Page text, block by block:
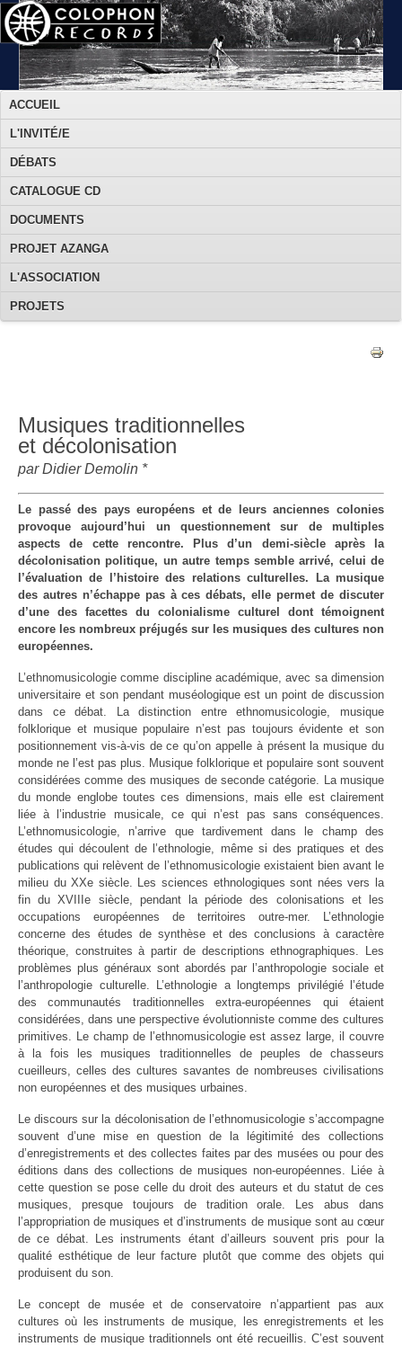
ACCUEIL
L'INVITÉ/E
DÉBATS
CATALOGUE CD
DOCUMENTS
PROJET AZANGA
L'ASSOCIATION
PROJETS
Musiques traditionnelles
et décolonisation
par Didier Demolin *
Le passé des pays européens et de leurs anciennes colonies
provoque aujourd’hui un questionnement sur de multiples
aspects de cette rencontre. Plus d’un demi-siècle après la
décolonisation politique, un autre temps semble arrivé, celui de
l’évaluation de l’histoire des relations culturelles. La musique
des autres n’échappe pas à ces débats, elle permet de discuter
d’une des facettes du colonialisme culturel dont témoignent
encore les nombreux préjugés sur les musiques des cultures non
européennes.
L’ethnomusicologie comme discipline académique, avec sa dimension
universitaire et son pendant muséologique est un point de discussion
dans ce débat. La distinction entre ethnomusicologie, musique
folklorique et musique populaire n’est pas toujours évidente et son
positionnement vis-à-vis de ce qu’on appelle à présent la musique du
monde ne l’est pas plus. Musique folklorique et populaire sont souvent
considérées comme des musiques de seconde catégorie. La musique
du monde englobe toutes ces dimensions, mais elle est clairement
liée à l’industrie musicale, ce qui n’est pas sans conséquences.
L’ethnomusicologie, n’arrive que tardivement dans le champ des
études qui découlent de l’ethnologie, même si des pratiques et des
publications qui relèvent de l’ethnomusicologie existaient bien avant le
milieu du XXe siècle. Les sciences ethnologiques sont nées vers la
fin du XVIIIe siècle, pendant la période des colonisations et les
occupations européennes de territoires outre-mer. L’ethnologie
concerne des études de synthèse et des conclusions à caractère
théorique, construites à partir de descriptions ethnographiques. Les
problèmes plus généraux sont abordés par l’anthropologie sociale et
l’anthropologie culturelle. L’ethnologie a longtemps privilégié l’étude
des communautés traditionnelles extra-européennes qui étaient
considérées, dans une perspective évolutionniste comme des cultures
primitives. Le champ de l’ethnomusicologie est assez large, il couvre
à la fois les musiques traditionnelles de peuples de chasseurs
cueilleurs, celles des cultures savantes de nombreuses civilisations
non européennes et des musiques urbaines.
Le discours sur la décolonisation de l’ethnomusicologie s’accompagne
souvent d’une mise en question de la légitimité des collections
d’enregistrements et des collectes faites par des musées ou pour des
éditions dans des collections de musiques non-européennes. Liée à
cette question se pose celle du droit des auteurs et du statut de ces
musiques, presque toujours de tradition orale. Les abus dans
l’appropriation de musiques et d’instruments de musique sont au cœur
de ce débat. Les instruments étant d’ailleurs souvent pris pour la
qualité esthétique de leur facture plutôt que comme des objets qui
produisent du son.
Le concept de musée et de conservatoire n’appartient pas aux
cultures où les instruments de musique, les enregistrements et les
instruments de musique traditionnels ont été recueillis. C’est souvent